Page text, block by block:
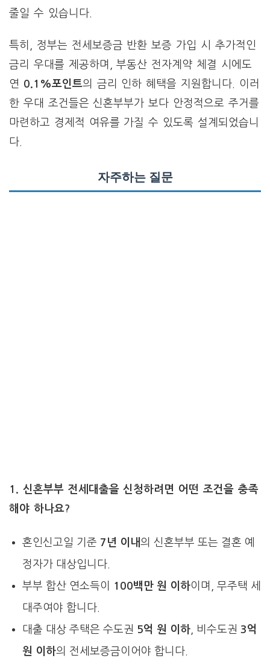
줄일 수 있습니다.
특히, 정부는 전세보증금 반환 보증 가입 시 추가적인
금리 우대를 제공하며, 부동산 전자계약 체결 시에도
연 0.1%포인트의 금리 인하 혜택을 지원합니다. 이러
한 우대 조건들은 신혼부부가 보다 안정적으로 주거를
마련하고 경제적 여유를 가질 수 있도록 설계되었습니
다.
자주하는 질문
1. 신혼부부 전세대출을 신청하려면 어떤 조건을 충족
해야 하나요?
혼인신고일 기준 7년 이내의 신혼부부 또는 결혼 예
정자가 대상입니다.
부부 합산 연소득이
100백만 원 이하이며, 무주택 세
대주여야 합니다.
대출 대상 주택은 수도권 5억 원 이하, 비수도권 3억
원 이하의 전세보증금이어야 합니다.